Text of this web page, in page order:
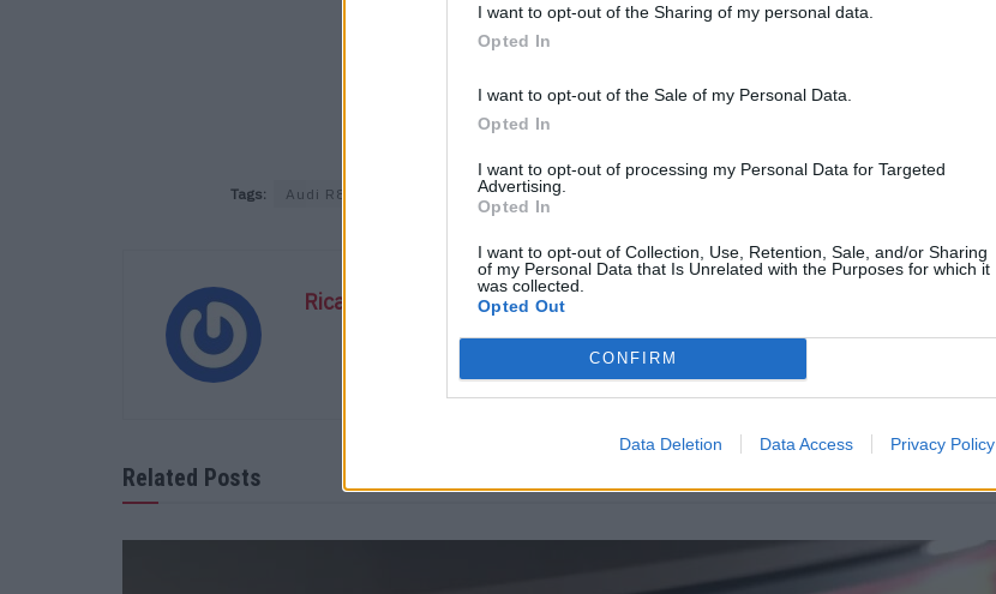
I want to opt-out of the Sharing of my personal data.
Opted In
I want to opt-out of the Sale of my Personal Data.
Opted In
I want to opt-out of processing my Personal Data for Targeted
Advertising.
Opted In
I want to opt-out of Collection, Use, Retention, Sale, and/or Sharing
of my Personal Data that Is Unrelated with the Purposes for which it
was collected.
Opted Out
CONFIRM
Data Deletion Data Access Privacy Policy
Tags: Audi R8
Ricardo Carvalho
Related Posts